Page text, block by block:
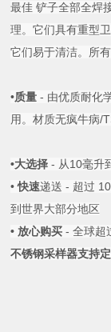
最佳 铲子全部全焊
理。它们具有重型
它们易于清洁。所
•质量 - 由优质耐化
用。材质无疯牛病/
•大选择 - 从10毫升
•快速递送 - 超过
到世界大部分地区
• 放心购买 - 全球超
不锈钢采样器支持